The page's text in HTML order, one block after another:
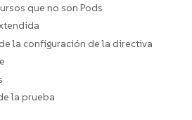
que no son Pods
la configuración de la directiva
la prueba